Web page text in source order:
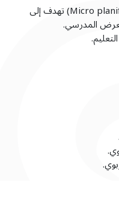
بناء خطة تربوية مناطقية (Micro planification) تهدف إلى
المدرسي.